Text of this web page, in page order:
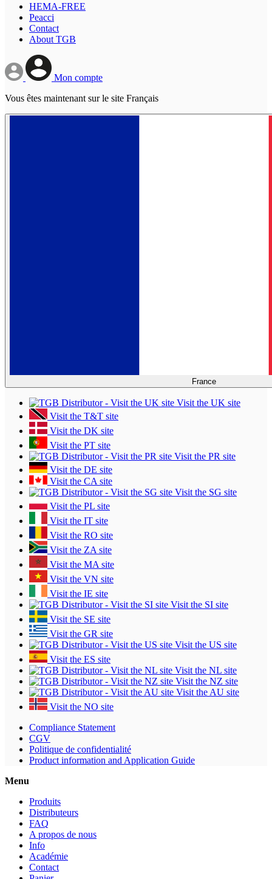
HEMA-FREE
Peacci
Contact
About TGB
Mon compte
Vous êtes maintenant sur le site Français
France
Visit the UK site
Visit the T&T site
Visit the DK site
Visit the PT site
Visit the PR site
Visit the DE site
Visit the CA site
Visit the SG site
Visit the PL site
Visit the IT site
Visit the RO site
Visit the ZA site
Visit the MA site
Visit the VN site
Visit the IE site
Visit the SI site
Visit the SE site
Visit the GR site
Visit the US site
Visit the ES site
Visit the NL site
Visit the NZ site
Visit the AU site
Visit the NO site
Compliance Statement
CGV
Politique de confidentialité
Product information and Application Guide
Menu
Produits
Distributeurs
FAQ
A propos de nous
Info
Académie
Contact